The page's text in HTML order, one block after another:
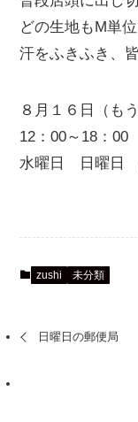
どの生地もM単
汗をふきふき、
８月１６日（も
12：00～18：00
水曜日 日曜日
zushi 未分類
日曜日の郵便局